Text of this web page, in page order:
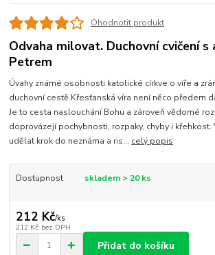
Ohodnotit produkt
Odvaha milovat. Duchovní cvičení
Petrem
Úvahy známé osobnosti katolické církve o víře a
duchovní cestě.Křesťanská víra není něco předem
Je to cesta naslouchání Bohu a zároveň vědomé
doprovázejí pochybnosti, rozpaky, chyby i křehkost.
udělat krok do neznáma a ris... celý popis
Dostupnost skladem > 20 ks
212 Kč/ks
212 Kč bez DPH
Přidat do košíku